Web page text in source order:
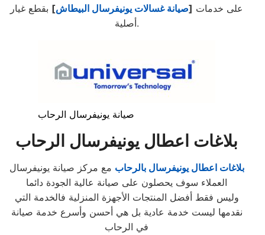
على خدمات [صيانة غسالات يونيفرسال البيطاش] بقطع غيار
أصلية.
صيانة يونيفرسال الرحاب
بلاغات اعطال يونيفرسال الرحاب
بلاغات اعطال يونيفرسال بالرحاب مع مركز صيانة يونيفرسال
العملاء سوف يحصلون على صيانة عالية الجودة دائما
وليس فقط أفضل المنتجات الأجهزة المنزلية فالخدمة التي
نقدمها ليست خدمة عادية بل هي أحسن وأسرع خدمة صيانة
في الرحاب